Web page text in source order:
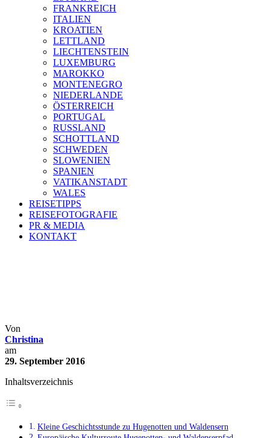
FRANKREICH
ITALIEN
KROATIEN
LETTLAND
LIECHTENSTEIN
LUXEMBURG
MAROKKO
MONTENEGRO
NIEDERLANDE
ÖSTERREICH
PORTUGAL
RUSSLAND
SCHOTTLAND
SCHWEDEN
SLOWENIEN
SPANIEN
VATIKANSTADT
WALES
REISETIPPS
REISEFOTOGRAFIE
PR & MEDIA
KONTAKT
Von
Christina
am
29. September 2016
Inhaltsverzeichnis
Kleine Geschichtsstunde zu Hugenotten und Waldensern